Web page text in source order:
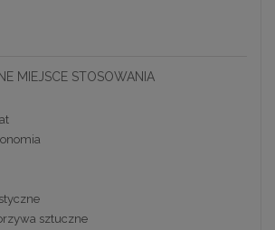
MIEJSCE STOSOWANIA
sztuczne